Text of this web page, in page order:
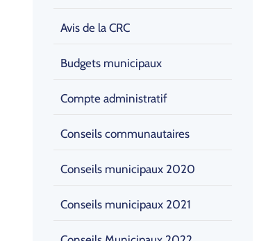
Avis de la CRC
Budgets municipaux
Compte administratif
Conseils communautaires
Conseils municipaux 2020
Conseils municipaux 2021